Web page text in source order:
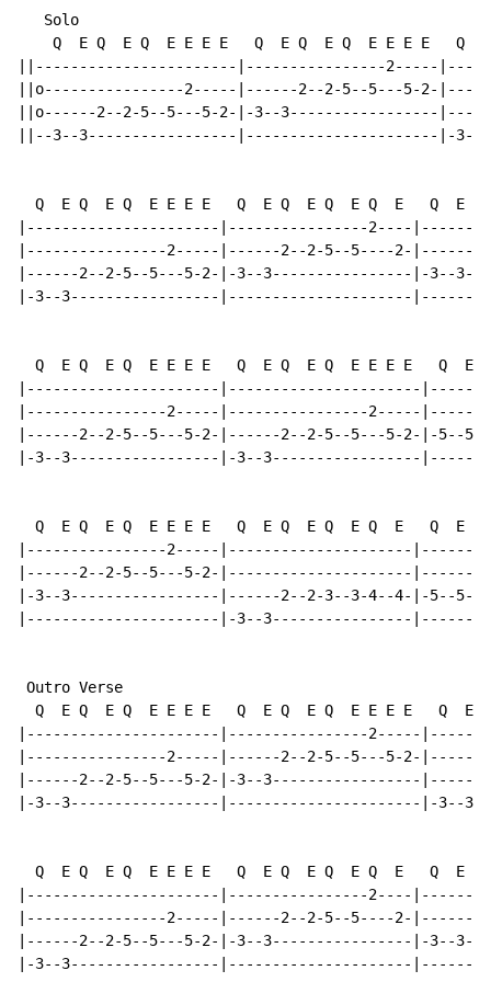
   Solo
Q  E Q  E Q  E E E E   Q  E Q  E Q  E E E E   Q
||-----------------------|----------------2-----
||o----------------2-----|------2--2-5--5---5-2-
||o------2--2-5--5---5-2-|-3--3-----------------
||--3--3-----------------|----------------------|-3--
Q  E Q  E Q  E E E E   Q  E Q  E Q  E Q  E   Q  E Q
|----------------------|----------------2----
|----------------2-----|------2--2-5--5----2-|------
|------2--2-5--5---5-2-|-3--3----------------|-3--
|-3--3-----------------|---------------------
Q  E Q  E Q  E E E E   Q  E Q  E Q  E E E E   Q  E
|----------------------|----------------------
|----------------2-----|----------------2-----
|------2--2-5--5---5-2-|------2--2-5--5---5-2-|-5--
|-3--3-----------------|-3--3-----------------
Q  E Q  E Q  E E E E   Q  E Q  E Q  E Q  E   Q  E
|----------------2-----|---------------------
|------2--2-5--5---5-2-|---------------------
|-3--3-----------------|------2--2-3--3-4--4-|-5--5-
|----------------------|-3--3----------------
Outro Verse
Q  E Q  E Q  E E E E   Q  E Q  E Q  E E E E   Q  E
|----------------------|----------------2-----
|----------------2-----|------2--2-5--5---5-2-
|------2--2-5--5---5-2-|-3--3-----------------|------
|-3--3-----------------|----------------------|-3--
Q  E Q  E Q  E E E E   Q  E Q  E Q  E Q  E   Q  E Q
|----------------------|----------------2----
|----------------2-----|------2--2-5--5----2-|------
|------2--2-5--5---5-2-|-3--3----------------|-3--
|-3--3-----------------|---------------------